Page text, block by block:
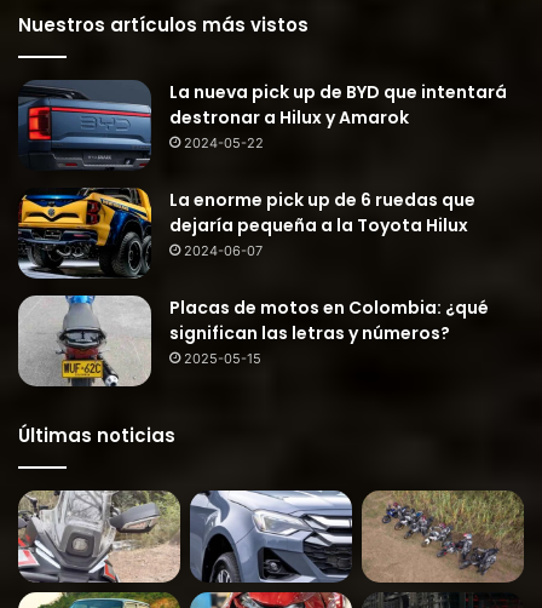
Nuestros artículos más vistos
La nueva pick up de BYD que intentará
destronar a Hilux y Amarok
2024-05-22
La enorme pick up de 6 ruedas que
dejaría pequeña a la Toyota Hilux
2024-06-07
Placas de motos en Colombia: ¿qué
significan las letras y números?
2025-05-15
Últimas noticias